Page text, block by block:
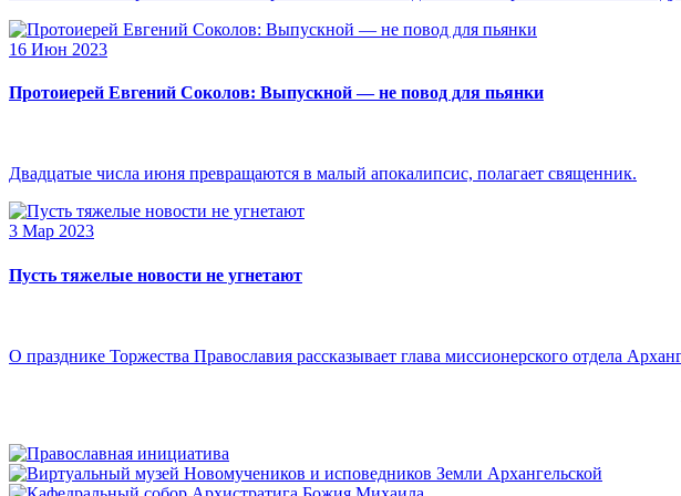
16 Июн 2023
Протоиерей Евгений Соколов: Выпускной — не повод для пьянки
Двадцатые числа июня превращаются в малый апокалипсис, полагает священник.
3 Мар 2023
Пусть тяжелые новости не угнетают
О празднике Торжества Православия рассказывает глава миссионерского отдела